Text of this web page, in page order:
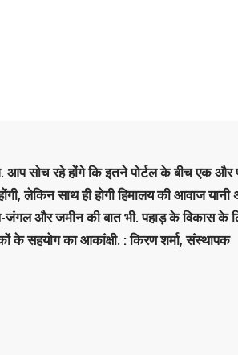
आप सोच रहे होंगे कि इतने पोर्टल के बीच एक और
लेकिन साथ ही होगी हिमालय की आवाज यानी
और जमीन की बात भी. पहाड़ के विकास के
सहयोग का आकांक्षी. : किरण शर्मा, संस्‍थापक